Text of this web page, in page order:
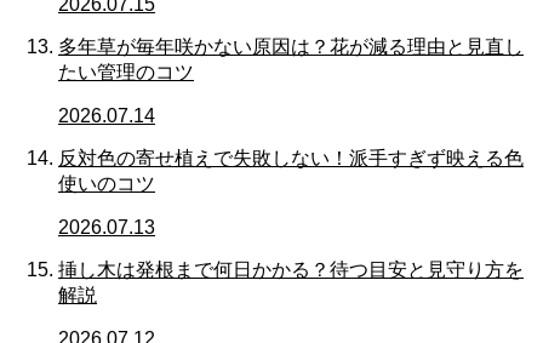
2026.07.15
多年草が毎年咲かない原因は？花が減る理由と見直し
たい管理のコツ
2026.07.14
反対色の寄せ植えで失敗しない！派手すぎず映える色
使いのコツ
2026.07.13
挿し木は発根まで何日かかる？待つ目安と見守り方を
解説
2026.07.12